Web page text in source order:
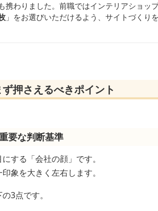
携わりました。前職ではインテリアショッ
」をお選びいただけるよう、サイトづくり
押さえるべきポイント
要な判断基準
する「会社の顔」です。
象を大きく左右します。
3点です。